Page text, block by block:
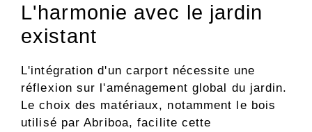
L'harmonie avec le jardin
existant
L'intégration d'un carport nécessite une
réflexion sur l'aménagement global du jardin.
Le choix des matériaux, notamment le bois
utilisé par Abriboa, facilite cette